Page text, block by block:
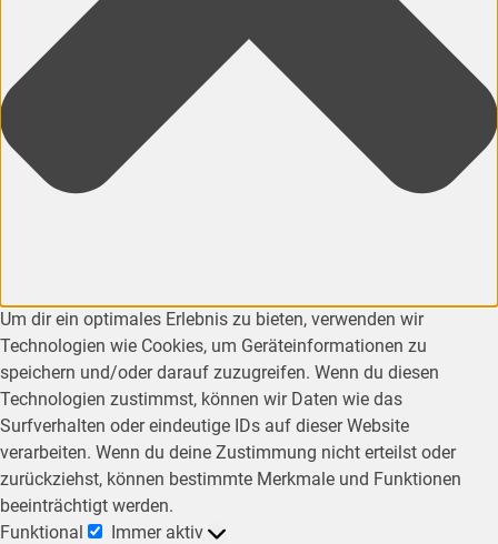
Um dir ein optimales Erlebnis zu bieten, verwenden wir
Technologien wie Cookies, um Geräteinformationen zu
speichern und/oder darauf zuzugreifen. Wenn du diesen
Technologien zustimmst, können wir Daten wie das
Surfverhalten oder eindeutige IDs auf dieser Website
verarbeiten. Wenn du deine Zustimmung nicht erteilst oder
zurückziehst, können bestimmte Merkmale und Funktionen
beeinträchtigt werden.
Funktional
Immer aktiv